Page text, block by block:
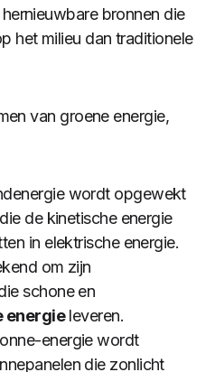
bronnen die
het milieu dan traditionele
van groene energie,
wordt opgewekt
de kinetische energie
in elektrische energie.
om zijn
schone en
energieleveren.
energie wordt
die zonlicht